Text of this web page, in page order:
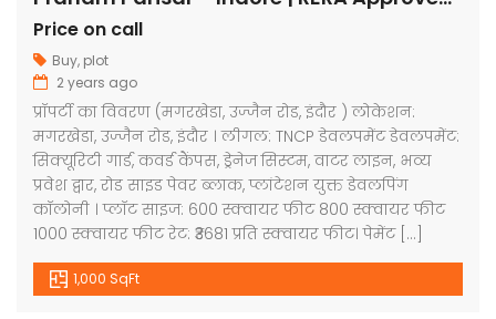
Price on call
Buy, plot
2 years ago
प्रॉपर्टी का विवरण (मगरखेडा, उज्जैन रोड, इंदौर ) लोकेशन:
मगरखेडा, उज्जैन रोड, इंदौर । लीगल: TNCP डेवलपमेंट डेवलपमेंट:
सिक्यूरिटी गार्ड, कवर्ड कैंपस, ड्रेनेज सिस्टम, वाटर लाइन, भव्य
प्रवेश द्वार, रोड साइड पेवर ब्लाक, प्लांटेशन युक्त डेवलपिंग
कॉलोनी । प्लॉट साइज: 600 स्क्वायर फीट 800 स्क्वायर फीट
1000 स्क्वायर फीट रेट: ₹3681 प्रति स्क्वायर फीट। पेमेंट […]
1,000 SqFt